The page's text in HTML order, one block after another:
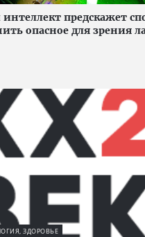
предскажет
опасное для зрения
ЗДОРОВЬЕ